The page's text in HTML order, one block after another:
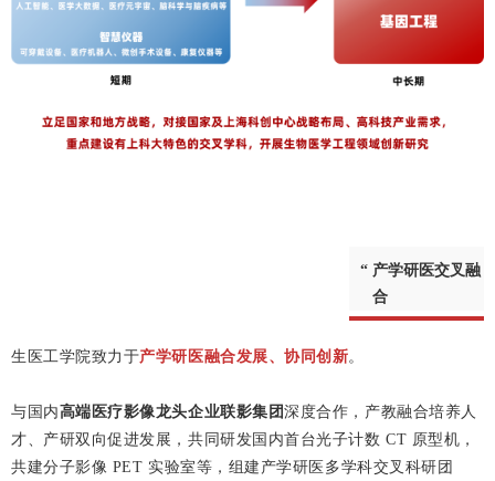
“ 产学研医交叉融
合
生医工学院致力于产学研医融合发展、协同创新。
与国内高端医疗影像龙头企业联影集团深度合作，产教融合培养人
才、产研双向促进发展，共同研发国内首台光子计数 CT 原型机，
共建分子影像 PET 实验室等，组建产学研医多学科交叉科研团